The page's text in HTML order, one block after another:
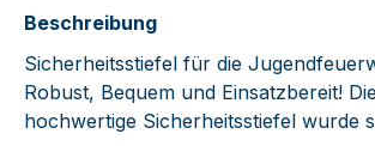
Beschreibung
Sicherheitsstiefel für die
Robust, Bequem und Einsatzbereit!
hochwertige Sicherheitsstiefel wurde